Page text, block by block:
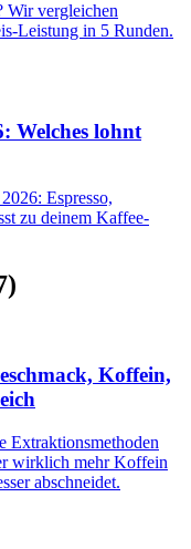
Wir vergleichen
Leistung in 5 Runden.
Welches lohnt
Espresso,
zu deinem Kaffee-
)
Koffein,
Extraktionsmethoden
wirklich mehr Koffein
abschneidet.